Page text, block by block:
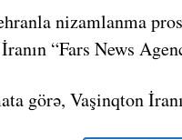
nizamlanma
“Fars News
görə, Vaşinqton